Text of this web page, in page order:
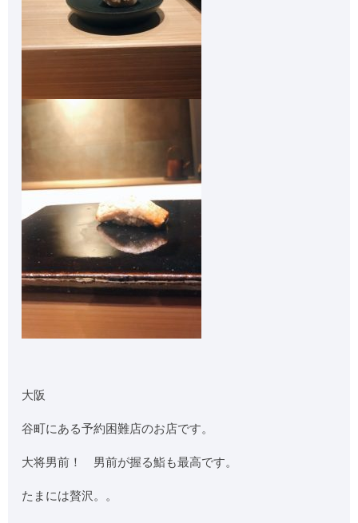
大阪
谷町にある予約困難店のお店です。
大将男前！ 男前が握る鮨も最高です。
たまには贅沢。。